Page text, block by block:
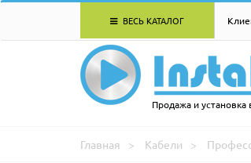
ВЕСЬ КАТАЛОГ
Продажа и
Главная Кабели